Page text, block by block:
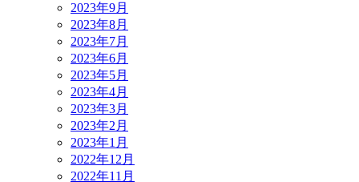
2023年9月
2023年8月
2023年7月
2023年6月
2023年5月
2023年4月
2023年3月
2023年2月
2023年1月
2022年12月
2022年11月